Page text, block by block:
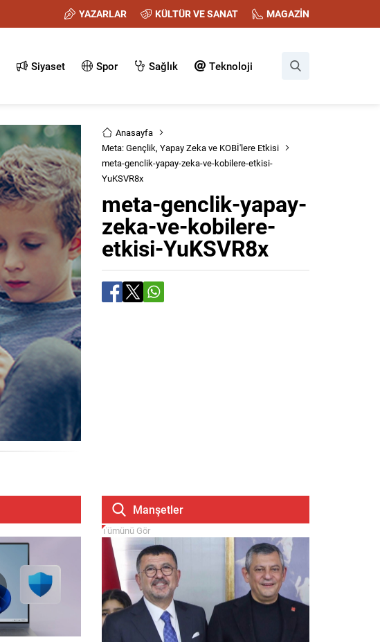
YAZARLAR KÜLTÜR VE SANAT MAGAZİN
Siyaset Spor Sağlık Teknoloji
Anasayfa
Meta: Gençlik, Yapay Zeka ve KOBİ'lere Etkisi
meta-genclik-yapay-zeka-ve-kobilere-etkisi-
YuKSVR8x
meta-genclik-yapay-
zeka-ve-kobilere-
etkisi-YuKSVR8x
Manşetler
Tümünü Gör